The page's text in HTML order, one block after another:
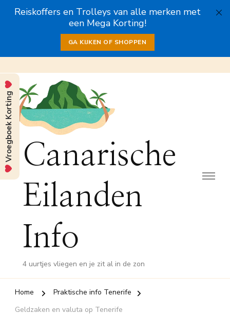
Reiskoffers en Trolleys van alle merken met
een Mega Korting!
GA KIJKEN OF SHOPPEN
Canarische
Eilanden
Info
4 uurtjes vliegen en je zit al in de zon
Home
Praktische info Tenerife
Geldzaken en valuta op Tenerife
Vroegboek Korting